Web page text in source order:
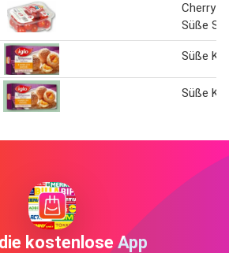
Süße
Süße
Süße
kostenlose App